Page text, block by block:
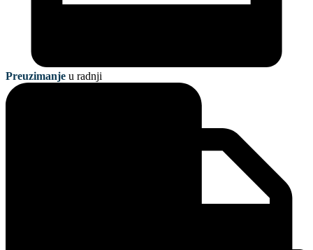
Preuzimanje u radnji